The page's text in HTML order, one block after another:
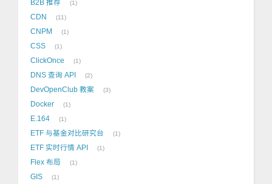
B2B 推荐 1
CDN 11
CNPM 1
CSS 1
ClickOnce 1
DNS 查询 API 2
DevOpenClub 教案 3
Docker 1
E.164 1
ETF 与基金对比研究台 1
ETF 实时行情 API 1
Flex 布局 1
GIS 1